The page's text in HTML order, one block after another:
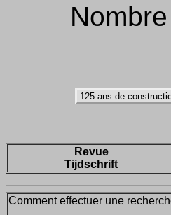
Revue
Tijdschrift
Comment effectuer une